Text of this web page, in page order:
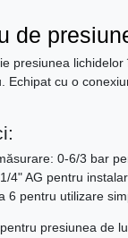
de
presiunea
Echipat cu o
0-6/3 bar
4" AG pentru
6 pentru utilizare
presiunea de